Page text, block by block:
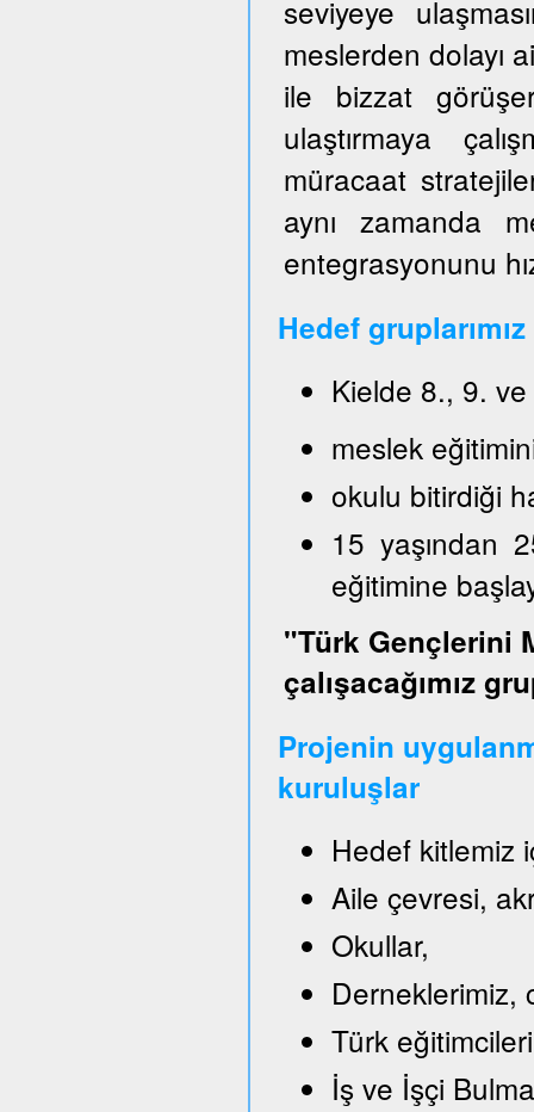
seviyeye
meslerden dolayı
ile bizzat
ulaştırmaya
müracaat
aynı zamanda
entegrasyonunu
Hedef gruplarımız
Kielde 8., 9.
meslek
okulu bitirdiği
15 yaşından
eğitimine
"Türk Gençlerini
çalışacağımız
Projenin
kuruluşlar
Hedef kitlemiz
Aile çevresi,
Okullar,
Derneklerimiz,
Türk
İş ve İşçi